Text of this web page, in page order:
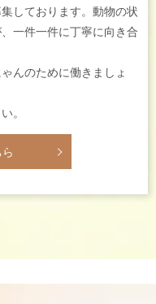
しております。動物の状
一件一件に丁寧に向き合
んのために働きましょ
。